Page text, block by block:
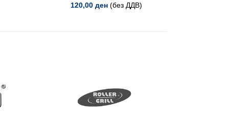
120,00 ден (без ДДВ)